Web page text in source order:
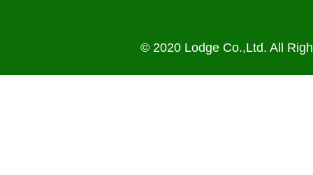
© 2020 Lodge Co.,Ltd. All